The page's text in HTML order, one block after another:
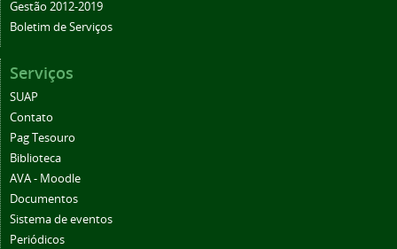
Gestão 2012-2019
Boletim de Serviços
Serviços
SUAP
Contato
Pag Tesouro
Biblioteca
AVA - Moodle
Documentos
Sistema de eventos
Periódicos